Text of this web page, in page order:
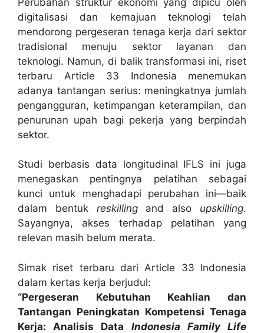
digitalisasi dan kemajuan teknologi telah
mendorong pergeseran tenaga kerja dari sektor
tradisional menuju sektor layanan dan
teknologi. Namun, di balik transformasi ini, riset
terbaru Article 33 Indonesia menemukan
adanya tantangan serius: meningkatnya jumlah
pengangguran, ketimpangan keterampilan, dan
penurunan upah bagi pekerja yang berpindah
sektor.
Studi berbasis data longitudinal IFLS ini juga
menegaskan pentingnya pelatihan sebagai
kunci untuk menghadapi perubahan ini—baik
dalam bentuk reskillingand also upskilling.
Sayangnya, akses terhadap pelatihan yang
relevan masih belum merata.
Simak riset terbaru dari Article 33 Indonesia
dalam kertas kerja berjudul:
“Pergeseran Kebutuhan Keahlian dan
Tantangan Peningkatan Kompetensi Tenaga
Kerja: Analisis Data Indonesia Family Life